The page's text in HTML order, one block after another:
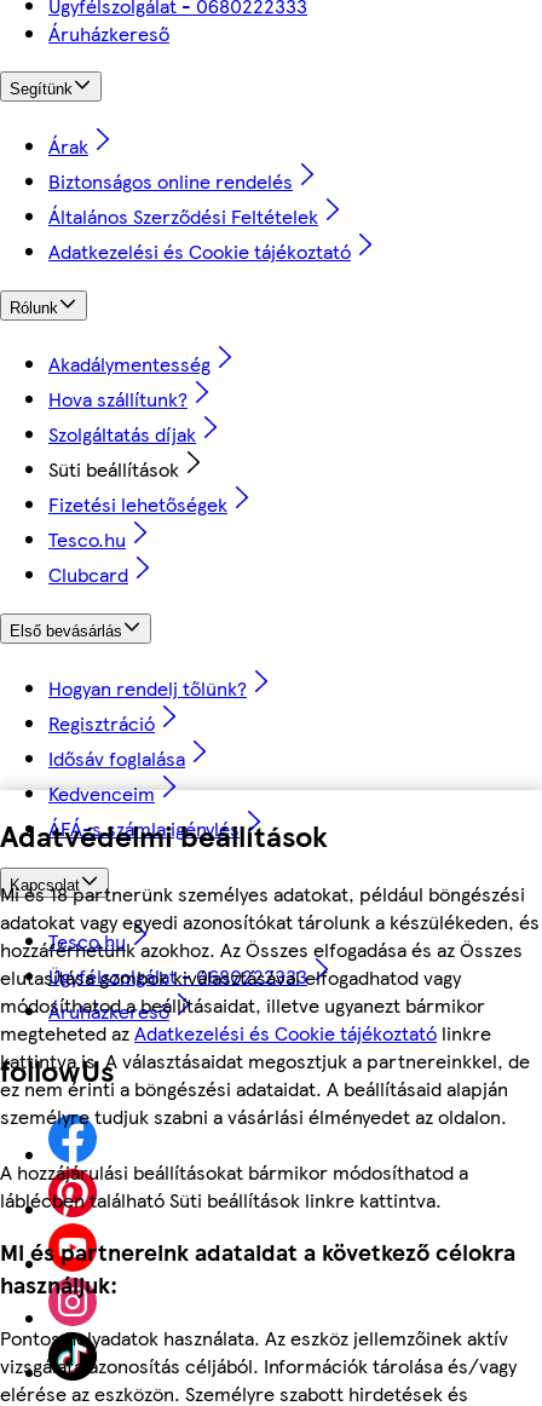
Adatvédelmi beállítások
Mi és 18 partnerünk személyes adatokat, például böngészési
adatokat vagy egyedi azonosítókat tárolunk a készülékeden, és
hozzáférhetünk azokhoz. Az Összes elfogadása és az Összes
elutasítása gombok kiválasztásával elfogadhatod vagy
módosíthatod a beállításaidat, illetve ugyanezt bármikor
megteheted azAdatkezelési és Cookie tájékoztató linkre
kattintva is. A választásaidat megosztjuk a partnereinkkel, de
ez nem érinti a böngészési adataidat. A beállításaid alapján
személyre tudjuk szabni a vásárlási élményedet az oldalon.
A hozzájárulási beállításokat bármikor módosíthatod a
láblécben található Süti beállítások linkre kattintva.
Mi és partnereink adataidat a következő célokra
használjuk:
Pontos helyadatok használata. Az eszköz jellemzőinek aktív
vizsgálata azonosítás céljából. Információk tárolása és/vagy
elérése az eszközön. Személyre szabott hirdetések és
Áruházkereső
Segítünk
Árak
Biztonságos online rendelés
Általános Szerződési Feltételek
Adatkezelési és Cookie tájékoztató
Rólunk
Akadálymentesség
Hova szállítunk?
Szolgáltatás díjak
Süti beállítások
Fizetési lehetőségek
Tesco.hu
Clubcard
Első bevásárlás
Hogyan rendelj tőlünk?
Regisztráció
Idősáv foglalása
Kedvenceim
ÁFÁ-s számla igénylés
Kapcsolat
Tesco.hu
Ügyfélszolgálat - 0680222333
Áruházkereső
followUs